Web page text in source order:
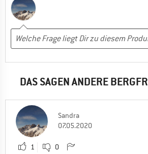
DAS SAGEN ANDERE
Sandra
07.05.2020
1 0